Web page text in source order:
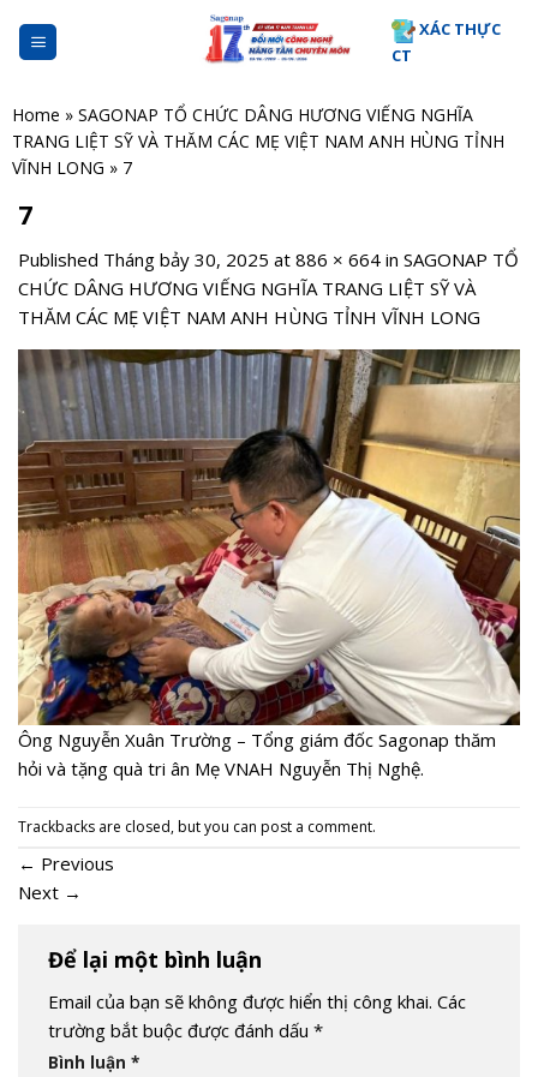
XÁC THỰC
CT
Home » SAGONAP TỔ CHỨC DÂNG HƯƠNG VIẾNG NGHĨA
TRANG LIỆT SỸ VÀ THĂM CÁC MẸ VIỆT NAM ANH HÙNG TỈNH
VĨNH LONG » 7
7
Published Tháng bảy 30, 2025 at 886 × 664 in SAGONAP TỔ
CHỨC DÂNG HƯƠNG VIẾNG NGHĨA TRANG LIỆT SỸ VÀ
THĂM CÁC MẸ VIỆT NAM ANH HÙNG TỈNH VĨNH LONG
Ông Nguyễn Xuân Trường – Tổng giám đốc Sagonap thăm
hỏi và tặng quà tri ân Mẹ VNAH Nguyễn Thị Nghệ.
Trackbacks are closed, but you can post a comment.
← Previous
Next →
Để lại một bình luận
Email của bạn sẽ không được hiển thị công khai. Các
trường bắt buộc được đánh dấu *
Bình luận *